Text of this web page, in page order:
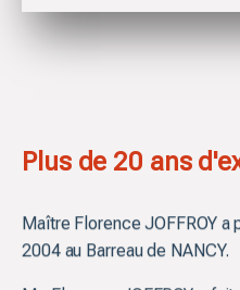
Plus de 20 ans
Maître Florence JOFFROY
2004 au Barreau de NANCY.